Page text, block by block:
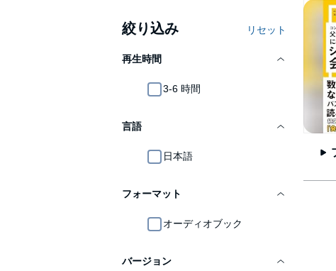
絞り込み リセット
再生時間
3-6 時間
言語
日本語
フォーマット
オーディオブック
バージョン